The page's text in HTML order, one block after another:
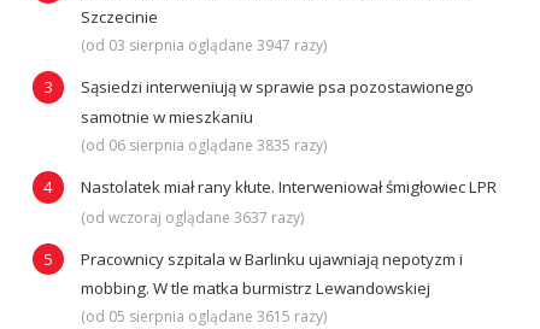
Szczecinie
(od 03 sierpnia oglądane 3947 razy)
Sąsiedzi interweniują w sprawie psa pozostawionego
samotnie w mieszkaniu
(od 06 sierpnia oglądane 3835 razy)
Nastolatek miał rany kłute. Interweniował śmigłowiec LPR
(od wczoraj oglądane 3637 razy)
Pracownicy szpitala w Barlinku ujawniają nepotyzm i
mobbing. W tle matka burmistrz Lewandowskiej
(od 05 sierpnia oglądane 3615 razy)